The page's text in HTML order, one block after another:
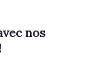
nos